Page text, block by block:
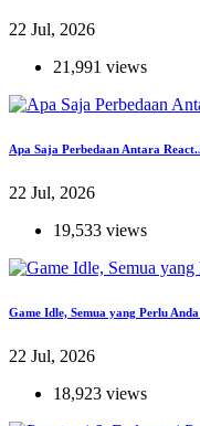
22 Jul, 2026
21,991 views
Apa Saja Perbedaan Antara
22 Jul, 2026
19,533 views
Game Idle, Semua yang Perlu
22 Jul, 2026
18,923 views